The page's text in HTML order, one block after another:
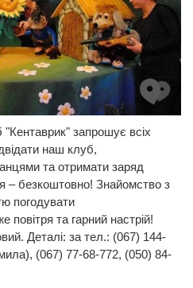
"Кентаврик" запрошує всіх
наш клуб,
та отримати заряд
– безкоштовно! Знайомство з
погодувати
повітря та гарний настрій!
Деталі: за тел.: (067) 144-
(067) 77-68-772, (050) 84-